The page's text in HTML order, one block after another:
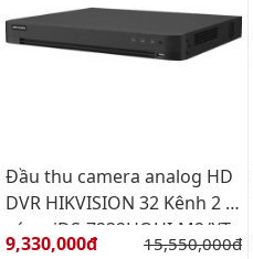
Đầu thu camera analog HD
DVR HIKVISION 32 Kênh 2 Ổ
cứng iDS-7232HQHI-M2/XT
Giá bán:
9,330,000đ Giá gốc:
15,550,000đ